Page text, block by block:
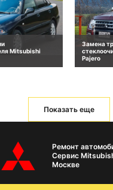
Mitsubishi
Замена
Pajero
Показать еще
Ремонт
Сервис
Москве